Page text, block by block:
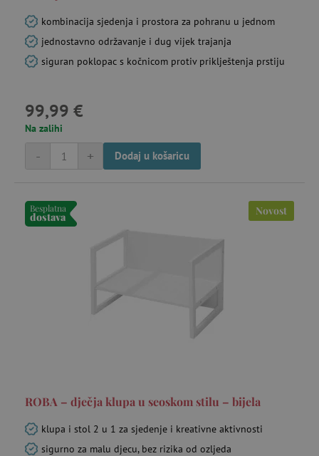
kombinacija sjedenja i prostora za pohranu u jednom
jednostavno održavanje i dug vijek trajanja
siguran poklopac s kočnicom protiv priklještenja prstiju
99,99 €
Na zalihi
+
- Dodaj u košaricu
Besplatna
dostava Novost
ROBA – dječja klupa u seoskom stilu – bijela
klupa i stol 2 u 1 za sjedenje i kreativne aktivnosti
sigurno za malu djecu, bez rizika od ozljeda